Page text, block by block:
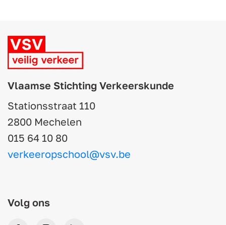
Vlaamse Stichting Verkeerskunde
Stationsstraat 110
2800 Mechelen
015 64 10 80
verkeeropschool@vsv.be
Volg ons